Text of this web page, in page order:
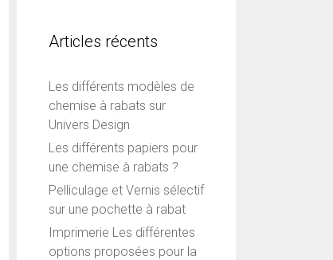
Articles récents
Les différents modèles de
chemise à rabats sur
Univers Design
Les différents papiers pour
une chemise à rabats ?
Pelliculage et Vernis sélectif
sur une pochette à rabat
Imprimerie Les différentes
options proposées pour la